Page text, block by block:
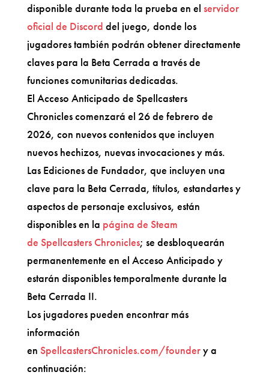
disponible durante toda la prueba en el servidor
oficial de Discord del juego, donde los
jugadores también podrán obtener directamente
claves para la Beta Cerrada a través de
funciones comunitarias dedicadas.
El Acceso Anticipado de Spellcasters
Chronicles comenzará el 26 de febrero de
2026, con nuevos contenidos que incluyen
nuevos hechizos, nuevas invocaciones y más.
Las Ediciones de Fundador, que incluyen una
clave para la Beta Cerrada, títulos, estandartes y
aspectos de personaje exclusivos, están
disponibles en la página de Steam
de Spellcasters Chronicles; se desbloquearán
permanentemente en el Acceso Anticipado y
estarán disponibles temporalmente durante la
Beta Cerrada II.
Los jugadores pueden encontrar más
información
en SpellcastersChronicles.com/foundery a
continuación: